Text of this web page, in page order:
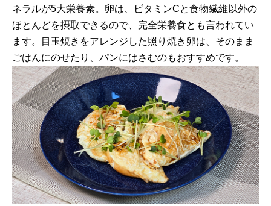
ネラルが5大栄養素。卵は、ビタミンCと食物繊維以外の
ほとんどを摂取できるので、完全栄養食とも言われてい
ます。目玉焼きをアレンジした照り焼き卵は、そのまま
ごはんにのせたり、パンにはさむのもおすすめです。